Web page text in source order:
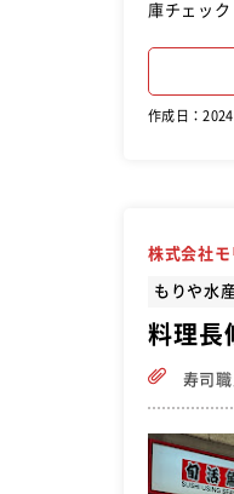
庫チェッ
作成日：
株式会社
もりや水
料理長
寿司職